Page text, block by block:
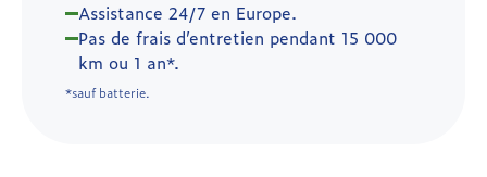
Assistance 24/7 en Europe.
Pas de frais d’entretien pendant 15 000
km ou 1 an*.
*sauf batterie.